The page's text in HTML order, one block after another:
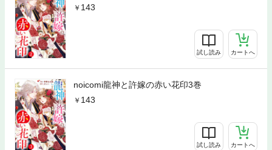
143
試し読み カートへ
noicomi龍神と許嫁の赤い花印3巻
143
試し読み カートへ